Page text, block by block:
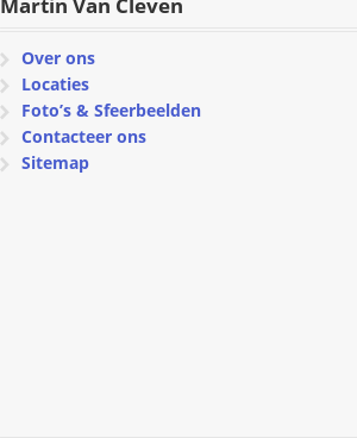
Over ons
Locaties
Foto’s & Sfeerbeelden
Contacteer ons
Sitemap